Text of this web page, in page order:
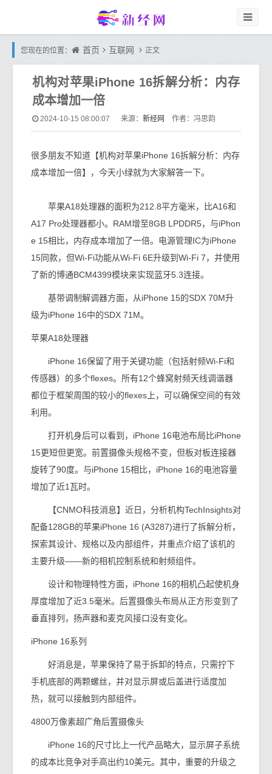
您现在的位置： 首页 互联网 正文
机构对苹果iPhone 16拆解分析：内存
成本增加一倍
2024-10-15 08:00:07 来源： 新经网 作者：冯思韵
很多朋友不知道【机构对苹果iPhone 16拆解分析：内存
成本增加一倍】，今天小绿就为大家解答一下。
苹果A18处理器的面积为212.8平方毫米，比A16和
A17 Pro处理器都小。RAM增至8GB LPDDR5，与iPhon
e 15相比，内存成本增加了一倍。电源管理IC为iPhone
15同款，但Wi-Fi功能从Wi-Fi 6E升级到Wi-Fi 7，并使用
了新的博通BCM4399模块来实现蓝牙5.3连接。
基带调制解调器方面，从iPhone 15的SDX 70M升
级为iPhone 16中的SDX 71M。
苹果A18处理器
iPhone 16保留了用于关键功能（包括射频Wi-Fi和
传感器）的多个flexes。所有12个蜂窝射频天线调谐器
都位于框架周围的较小的flexes上，可以确保空间的有效
利用。
打开机身后可以看到，iPhone 16电池布局比iPhone
15更短但更宽。前置摄像头规格不变，但板对板连接器
旋转了90度。与iPhone 15相比，iPhone 16的电池容量
增加了近1瓦时。
【CNMO科技消息】近日，分析机构TechInsights对
配备128GB的苹果iPhone 16 (A3287)进行了拆解分析，
探索其设计、规格以及内部组件，并重点介绍了该机的
主要升级——新的相机控制系统和射频组件。
设计和物理特性方面，iPhone 16的相机凸起使机身
厚度增加了近3.5毫米。后置摄像头布局从正方形变到了
垂直排列，扬声器和麦克风接口没有变化。
iPhone 16系列
好消息是，苹果保持了易于拆卸的特点，只需拧下
手机底部的两颗螺丝，并对显示屏或后盖进行适度加
热，就可以接触到内部组件。
4800万像素超广角后置摄像头
iPhone 16的尺寸比上一代产品略大，显示屏子系统
的成本比竞争对手高出约10美元。其中，重要的升级之